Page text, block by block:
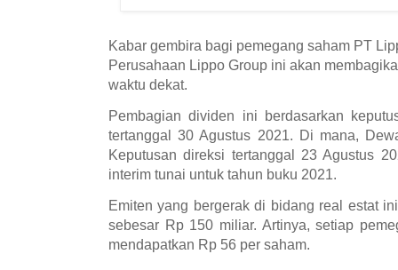
Kabar gembira bagi pemegang saham PT
Perusahaan Lippo Group ini akan
waktu dekat.
Pembagian dividen ini berdasarkan
tertanggal 30 Agustus 2021. Di mana,
Keputusan direksi tertanggal 23 Agustus
interim tunai untuk tahun buku 2021.
Emiten yang bergerak di bidang real estat
sebesar Rp 150 miliar. Artinya, setiap
mendapatkan Rp 56 per saham.